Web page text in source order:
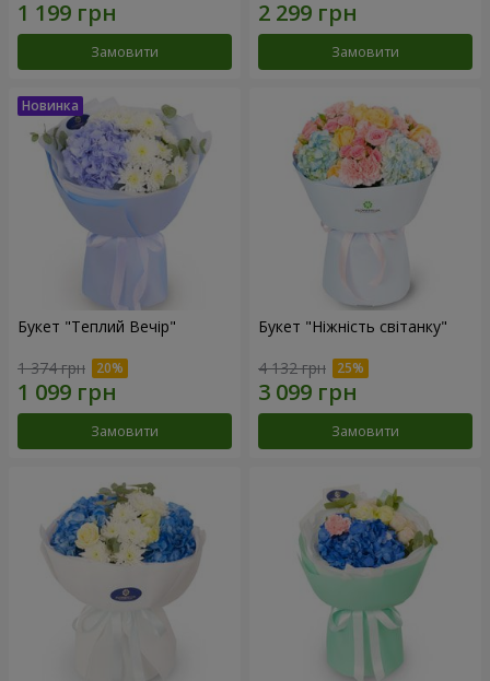
Замовити Замовити
Букет "Теплий Вечір"
1 374 грн
Замовити
Букет "Ніжність світанку"
4 132 грн
Замовити